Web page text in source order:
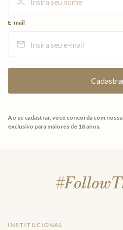
E-mail
Ao se cadastrar, você concorda com nossa
exclusivo para maiores de 18 anos.
INSTITUCIONAL